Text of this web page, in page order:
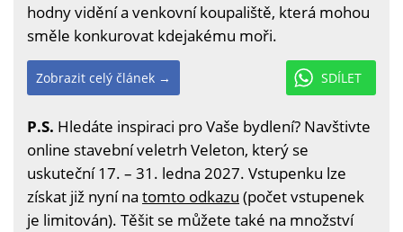
hodny vidění a venkovní koupaliště, která mohou
směle konkurovat kdejakému moři.
SDÍLET
Zobrazit celý článek →
P.S. Hledáte inspiraci pro Vaše bydlení? Navštivte
online stavební veletrh Veleton, který se
uskuteční 17. – 31. ledna 2027. Vstupenku lze
získat již nyní na tomto odkazu (počet vstupenek
je limitován). Těšit se můžete také na množství